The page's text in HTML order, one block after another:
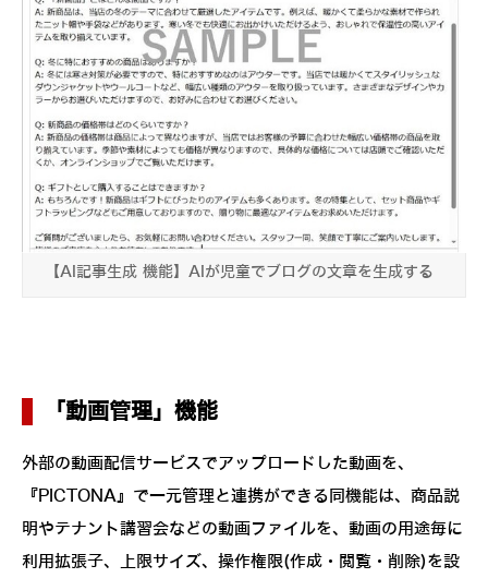
【AI記事生成 機能】AIが児童でブログの文章を生成する
「動画管理」機能
外部の動画配信サービスでアップロードした動画を、
『PICTONA』で一元管理と連携ができる同機能は、商品説
明やテナント講習会などの動画ファイルを、動画の用途毎に
利用拡張子、上限サイズ、操作権限(作成・閲覧・削除)を設